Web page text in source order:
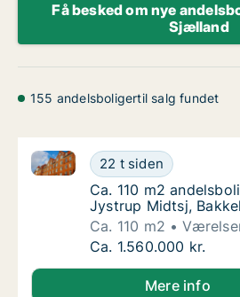
Få besked om nye
Sjælland
155 andelsboligertil salg fundet
Ca. 110 m2
22 t siden
Ca. 110 m2 andelsbolig til
Ca. 110 m2
Ca. 110 m2
Jystrup Midtsj,
Ca. 110 m2
Ca. 110 m2
Ca. 1.560.000 kr.
Mere info